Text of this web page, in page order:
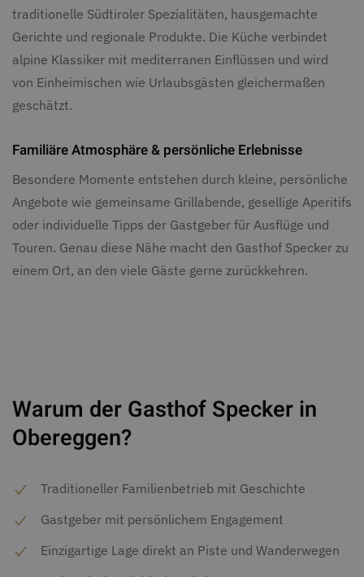
traditionelle Südtiroler Spezialitäten, hausgemachte
Gerichte und regionale Produkte. Die Küche verbindet
alpine Klassiker mit mediterranen Einflüssen und wird
von Einheimischen wie Urlaubsgästen gleichermaßen
geschätzt.
Familiäre Atmosphäre & persönliche Erlebnisse
Besondere Momente entstehen durch kleine, persönliche
Angebote wie gemeinsame Grillabende, gesellige Aperitifs
oder individuelle Tipps der Gastgeber für Ausflüge und
Touren. Genau diese Nähe macht den Gasthof Specker zu
einem Ort, an den viele Gäste gerne zurückkehren.
Warum der Gasthof Specker in
Obereggen?
Traditioneller Familienbetrieb mit Geschichte
Gastgeber mit persönlichem Engagement
Einzigartige Lage direkt an Piste und Wanderwegen